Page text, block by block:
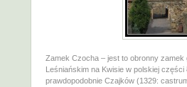
Zamek Czocha – jest to obronny
Leśniańskim na Kwisie w polskiej
prawdopodobnie Czajków (1329: